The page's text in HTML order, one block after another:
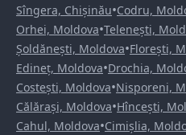
Sîngera, Chișinău•Codru,
Orhei, Moldova•Telenești,
Șoldănești, Moldova•Florești,
Edineț, Moldova•Drochia,
Costești, Moldova•Nisporeni,
Călărași, Moldova•Hîncești,
Cahul, Moldova•Cimișlia,